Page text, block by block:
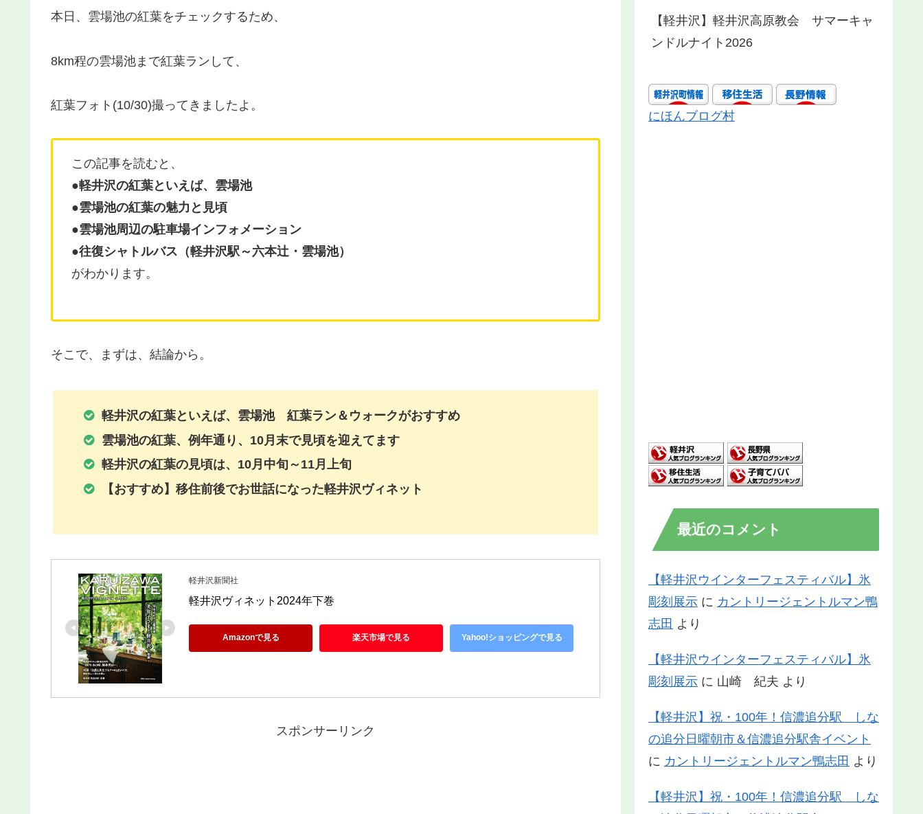
本日、雲場池の紅葉をチェックするため、
8km程の雲場池まで紅葉ランして、
紅葉フォト(10/30)撮ってきましたよ。
この記事を読むと、
●軽井沢の紅葉といえば、雲場池
●雲場池の紅葉の魅力と見頃
●雲場池周辺の駐車場インフォメーション
●往復シャトルバス（軽井沢駅～六本辻・雲場池）
がわかります。
そこで、まずは、結論から。
軽井沢の紅葉といえば、雲場池 紅葉ラン＆ウォークがおすすめ
雲場池の紅葉、例年通り、10月末で見頃を迎えてます
軽井沢の紅葉の見頃は、10月中旬～11月上旬
【おすすめ】移住前後でお世話になった軽井沢ヴィネット
軽井沢新聞社
軽井沢ヴィネット2024年下巻
Amazonで見る 楽天市場で見る Yahoo!ショッピングで見る
スポンサーリンク
【軽井沢】軽井沢高原教会 サマーキャ
ンドルナイト2026
にほんブログ村
最近のコメント
【軽井沢ウインターフェスティバル】氷
彫刻展示 に カントリージェントルマン鴨
志田 より
【軽井沢ウインターフェスティバル】氷
彫刻展示 に 山崎 紀夫 より
【軽井沢】祝・100年！信濃追分駅 しな
の追分日曜朝市＆信濃追分駅舎イベント
に カントリージェントルマン鴨志田 より
【軽井沢】祝・100年！信濃追分駅 しな